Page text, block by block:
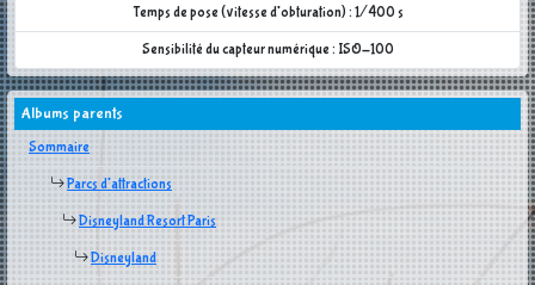
Temps de pose (vitesse d'obturation) : 1/400 s
Sensibilité du capteur numérique : ISO-100
Albums parents
Sommaire
Parcs d'attractions
Disneyland Resort Paris
Disneyland